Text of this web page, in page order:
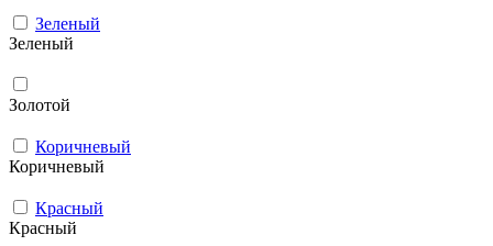
Зеленый
Зеленый
Золотой
Коричневый
Коричневый
Красный
Красный